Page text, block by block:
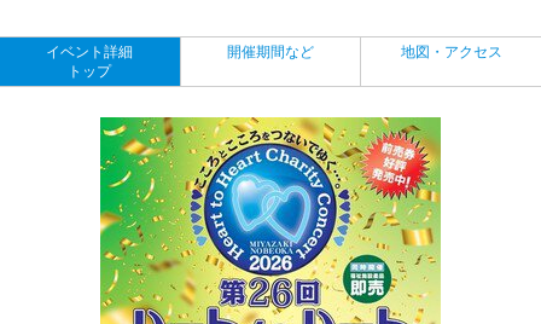
イベント詳細
トップ
開催期間など 地図・アクセス